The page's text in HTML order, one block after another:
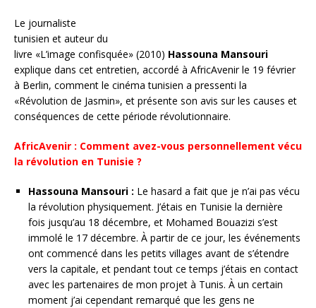
Le journaliste
tunisien et auteur du
livre «L’image confisquée» (2010) Hassouna Mansouri
explique dans cet entretien, accordé à AfricAvenir le 19 février
à Berlin, comment le cinéma tunisien a pressenti la
«Révolution de Jasmin», et présente son avis sur les causes et
conséquences de cette période révolutionnaire.
AfricAvenir : Comment avez-vous personnellement vécu
la révolution en Tunisie ?
Hassouna Mansouri : Le hasard a fait que je n’ai pas vécu
la révolution physiquement. J’étais en Tunisie la dernière
fois jusqu’au 18 décembre, et Mohamed Bouazizi s’est
immolé le 17 décembre. À partir de ce jour, les événements
ont commencé dans les petits villages avant de s’étendre
vers la capitale, et pendant tout ce temps j’étais en contact
avec les partenaires de mon projet à Tunis. À un certain
moment j’ai cependant remarqué que les gens ne